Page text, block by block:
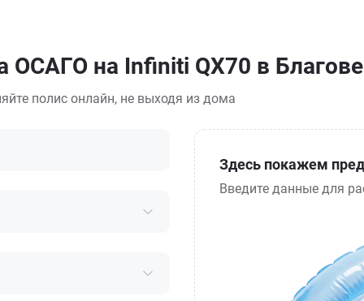
ОСАГО на Infiniti QX70 в
полис онлайн, не выходя из дома
Здесь покажем
Введите данные для